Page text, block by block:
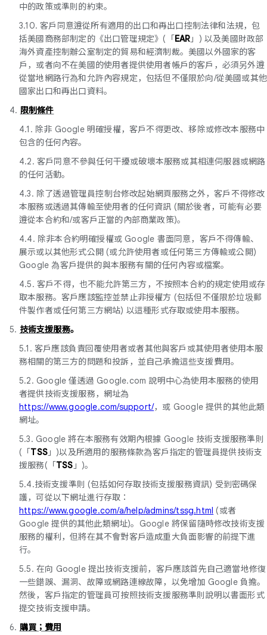
中的政策或準則的約束。
3.10. 客戶同意遵從所有適用的出口和再出口控制法律和法規，包
括美國商務部制定的《出口管理規定》(「EAR 」) 以及美國財政部
海外資產控制辦公室制定的貿易和經濟制裁。美國以外國家的客
戶，或者向不在美國的使用者提供使用者帳戶的客戶，必須另外遵
從當地網路行為和允許內容規定，包括但不僅限於向/從美國或其他
國家出口和再出口資料。
4. 限制條件
4.1. 除非 Google 明確授權，客戶不得更改、移除或修改本服務中
包含的任何內容。
4.2. 客戶同意不參與任何干擾或破壞本服務或其相連伺服器或網路
的任何活動。
4.3. 除了透過管理員控制台修改起始網頁服務之外，客戶不得修改
本服務或透過其傳輸至使用者的任何資訊 (關於後者，可能有必要
遵從本合約和/或客戶正當的內部商業政策)。
4.4. 除非本合約明確授權或 Google 書面同意，客戶不得傳輸、
展示或以其他形式公開 (或允許使用者或任何第三方傳輸或公開)
Google 為客戶提供的與本服務有關的任何內容或檔案。
4.5. 客戶不得，也不能允許第三方，不按照本合約的規定使用或存
取本服務。客戶應該監控並禁止非授權方 (包括但不僅限於垃圾郵
件製作者或任何第三方網站) 以這種形式存取或使用本服務。
5. 技術支援服務。
5.1. 客戶應該負責回覆使用者或者其他與客戶或其使用者使用本服
務相關的第三方的問題和投訴，並自己承擔這些支援費用。
5.2. Google 僅透過 Google.com 說明中心為使用本服務的使用
者提供技術支援服務，網址為
https://www.google.com/support/，或 Google 提供的其他此類
網址。
5.3. Google 將在本服務有效期內根據 Google 技術支援服務準則
(「TSS 」)以及所適用的服務條款為客戶指定的管理員提供技術支
援服務(「TSS 」)。
5.4.技術支援準則 (包括如何存取技術支援服務資訊) 受到密碼保
護，可從以下網址進行存取：
https://www.google.com/a/help/admins/tssg.html (或者
Google 提供的其他此類網址)。Google 將保留隨時修改技術支援
服務的權利，但將在其不會對客戶造成重大負面影響的前提下進
行。
5.5. 在向 Google 提出技術支援前，客戶應該首先自己適當地修復
一些錯誤、漏洞、故障或網路連線故障，以免增加 Google 負擔。
然後，客戶指定的管理員可按照技術支援服務準則說明以書面形式
提交技術支援申請。
6. 購買；費用